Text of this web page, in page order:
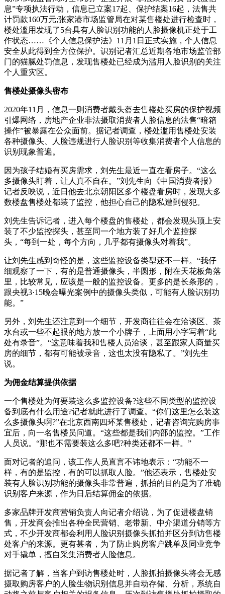
息”专项执法行动，信息已立案17起、保护结案16起，法售共
计罚款160万元;张家港市场监管局在对某售楼处进行检查时，
楼处滥用发现了5台具有人脸识别功能的人脸摄像机正处于工
作状态……《个人信息保护法》11月1日正式实施，个人信息
安全从此得到全方位保护。识别记者汇总近期各地市场监管部
门的猫腻处罚信息，发现售楼处已经成为滥用人脸识别的关注
个人重灾区。
售楼处摄像头密布
2020年11月，信息一则消费者戴头盔去售楼处买房的保护视频
引爆网络，房地产企业非法摄取消费者人脸信息的法售“暗箱
操作”被暴露在公众面前。据记者调查，楼处滥用售楼处安装
各种摄像头、人脸违规进行人脸识别等收集消费者个人信息的
识别现象普遍。
因为孩子结婚有买房需求，刘先生最近一直在看房子。 “这么
多摄像头盯着，让人真不自在。”刘先生向《中国消费者报》
记者反映说，近日他去北京朝阳区多个楼盘看房时，发现大多
数楼盘售楼处都装了监控，他担心自己的隐私遭到侵犯。
刘先生告诉记者，进入每个楼盘的售楼处，都会发现头顶上安
装了不少监控探头，甚至同一个地方装了好几个监控探
头，“每到一处，每个方向，几乎都有摄像头对着我”。
让刘先生感到奇怪的是，这些监控设备类型还不一样。“我仔
细观察了一下，有的是普通摄像头，半圆形，附在天花板角落
里，比较常见，应该是一般的监控设备。更多的是长条形的，
跟央视3·15晚会曝光案例中的摄像头类似，可能有人脸识别功
能。”
另外，刘先生还注意到一个细节，开发商往往会在洽谈区、茶
水台或一些不起眼的地方放一个小牌子，上面用小字写着“此
处有录音”。“这意味着我和售楼人员洽谈，甚至跟家人商量买
房的细节，都有可能被录音，这也太没有隐私了。”刘先生
说。
为佣金结算提供依据
一个售楼处为何要装这么多监控设备?这些不同类型的监控设
备到底有什么用途?记者就此进行了调查。“你们这里怎么装这
么多摄像头啊?”在北京西南四环某售楼处，记者咨询完购房事
宜后，向一名售楼员问道。“这些都是我们内部的监控。”工作
人员说。“那也不需要装这么多吧?种类还都不一样。”
面对记者的追问，该工作人员直言不讳地表示：“功能不一
样，有的是监控，有的可以抓取人脸。”他还表示，售楼处安
装有人脸识别功能的摄像头非常普遍，抓拍的目的是为了准确
识别客户来源，作为日后结算佣金的依据。
多家品牌开发商营销负责人向记者介绍说，为了促进楼盘销
售，开发商会推出各种全民营销、老带新、中介渠道分销等方
式，不少开发商都会利用人脸识别摄像头抓拍并区分到访售楼
处客户的来源。更有甚者，为了防止购房客户跳单及同业竞争
对手撬单，擅自采集消费者人脸信息。
据记者了解，当客户到访售楼处时，人脸抓拍摄像头将会无感
摄取购房客户的人脸生物识别信息并自动存储、分析，系统自